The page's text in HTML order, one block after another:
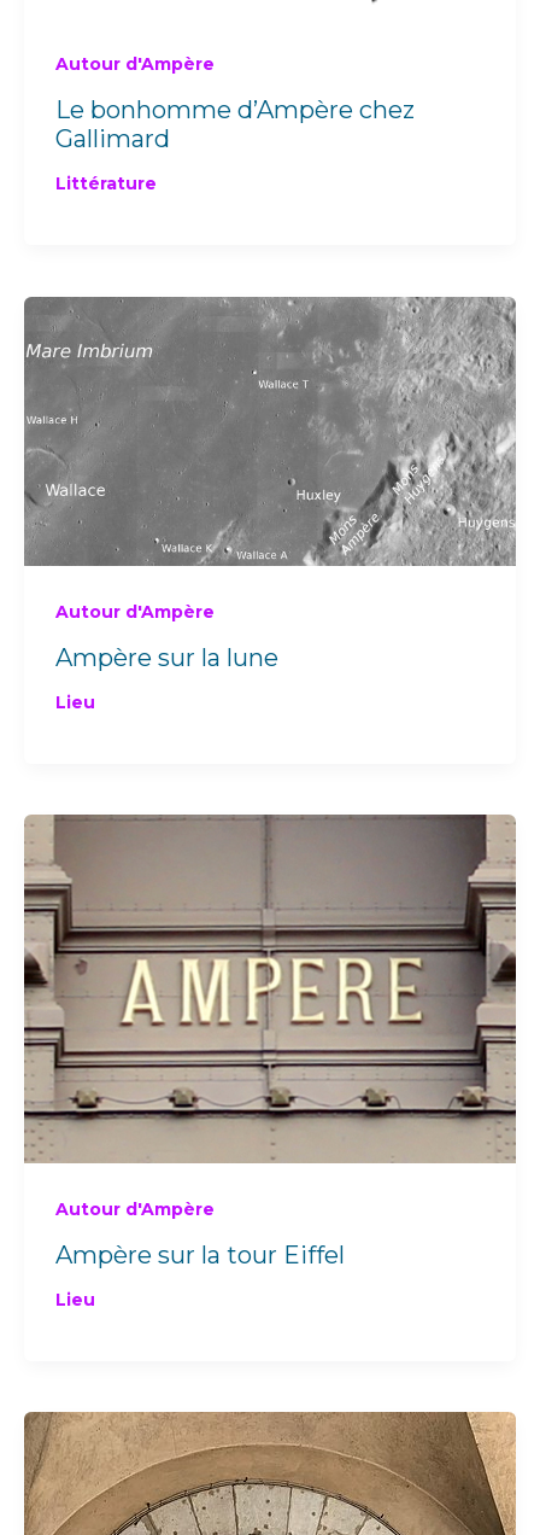
Autour d'Ampère
Le bonhomme d’Ampère chez
Gallimard
Littérature
Autour d'Ampère
Ampère sur la lune
Lieu
Autour d'Ampère
Ampère sur la tour Eiffel
Lieu